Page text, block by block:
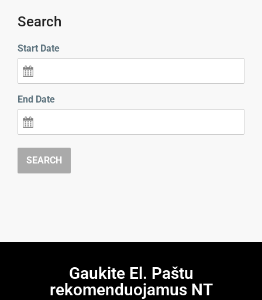
Search
Start Date
End Date
SEARCH
Gaukite El. Paštu
rekomenduojamus NT